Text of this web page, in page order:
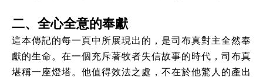
二、全心全意的奉獻
這本傳記的每一頁中所展現出的，是司布真對主全然奉
獻的生命。在一個充斥著牧者失信故事的時代，司布真
堪稱一座燈塔。他值得效法之處，不在於他驚人的產出